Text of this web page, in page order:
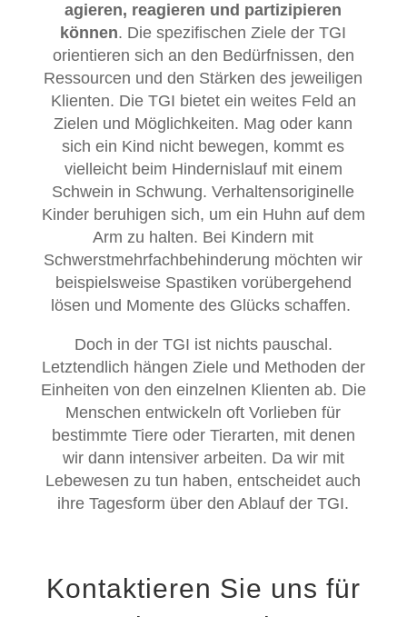
agieren, reagieren und partizipieren
können. Die spezifischen Ziele der TGI
orientieren sich an den Bedürfnissen, den
Ressourcen und den Stärken des jeweiligen
Klienten. Die TGI bietet ein weites Feld an
Zielen und Möglichkeiten. Mag oder kann
sich ein Kind nicht bewegen, kommt es
vielleicht beim Hindernislauf mit einem
Schwein in Schwung. Verhaltensoriginelle
Kinder beruhigen sich, um ein Huhn auf dem
Arm zu halten. Bei Kindern mit
Schwerstmehrfachbehinderung möchten wir
beispielsweise Spastiken vorübergehend
lösen und Momente des Glücks schaffen.
Doch in der TGI ist nichts pauschal.
Letztendlich hängen Ziele und Methoden der
Einheiten von den einzelnen Klienten ab. Die
Menschen entwickeln oft Vorlieben für
bestimmte Tiere oder Tierarten, mit denen
wir dann intensiver arbeiten. Da wir mit
Lebewesen zu tun haben, entscheidet auch
ihre Tagesform über den Ablauf der TGI.
Kontaktieren Sie uns für